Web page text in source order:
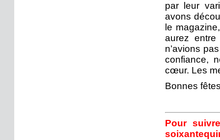
par leur
avons
le
aurez
n’avions
confiance,
cœur. Les
Bonnes
Pour